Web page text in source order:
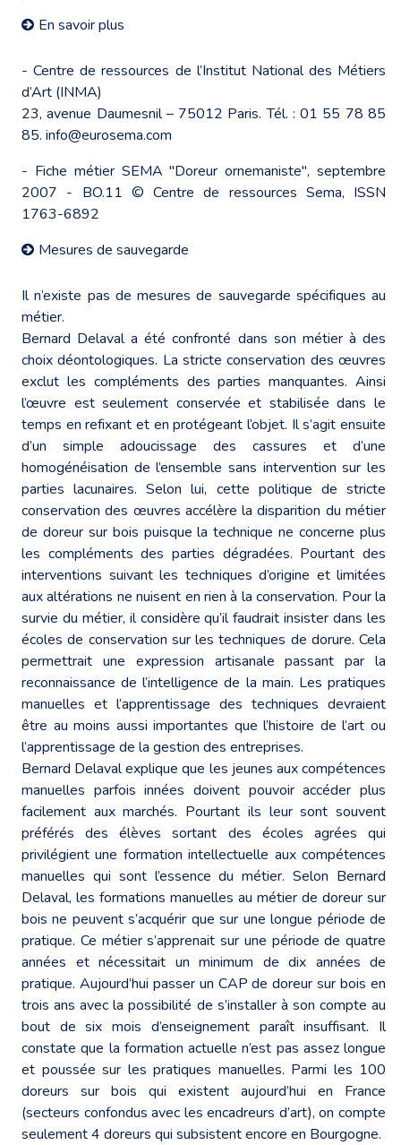
En savoir plus
- Centre de ressources de l’Institut National des Métiers
d’Art (INMA)
23, avenue Daumesnil – 75012 Paris. Tél. : 01 55 78 85
85. info@eurosema.com
- Fiche métier SEMA "Doreur ornemaniste", septembre
2007 - BO.11 © Centre de ressources Sema, ISSN
1763-6892
Mesures de sauvegarde
Il n’existe pas de mesures de sauvegarde spécifiques au
métier.
Bernard Delaval a été confronté dans son métier à des
choix déontologiques. La stricte conservation des œuvres
exclut les compléments des parties manquantes. Ainsi
l’œuvre est seulement conservée et stabilisée dans le
temps en refixant et en protégeant l’objet. Il s’agit ensuite
d’un simple adoucissage des cassures et d’une
homogénéisation de l’ensemble sans intervention sur les
parties lacunaires. Selon lui, cette politique de stricte
conservation des œuvres accélère la disparition du métier
de doreur sur bois puisque la technique ne concerne plus
les compléments des parties dégradées. Pourtant des
interventions suivant les techniques d’origine et limitées
aux altérations ne nuisent en rien à la conservation. Pour la
survie du métier, il considère qu’il faudrait insister dans les
écoles de conservation sur les techniques de dorure. Cela
permettrait une expression artisanale passant par la
reconnaissance de l’intelligence de la main. Les pratiques
manuelles et l’apprentissage des techniques devraient
être au moins aussi importantes que l’histoire de l’art ou
l’apprentissage de la gestion des entreprises.
Bernard Delaval explique que les jeunes aux compétences
manuelles parfois innées doivent pouvoir accéder plus
facilement aux marchés. Pourtant ils leur sont souvent
préférés des élèves sortant des écoles agrées qui
privilégient une formation intellectuelle aux compétences
manuelles qui sont l’essence du métier. Selon Bernard
Delaval, les formations manuelles au métier de doreur sur
bois ne peuvent s’acquérir que sur une longue période de
pratique. Ce métier s’apprenait sur une période de quatre
années et nécessitait un minimum de dix années de
pratique. Aujourd’hui passer un CAP de doreur sur bois en
trois ans avec la possibilité de s’installer à son compte au
bout de six mois d’enseignement paraît insuffisant. Il
constate que la formation actuelle n’est pas assez longue
et poussée sur les pratiques manuelles. Parmi les 100
doreurs sur bois qui existent aujourd’hui en France
(secteurs confondus avec les encadreurs d’art), on compte
seulement 4 doreurs qui subsistent encore en Bourgogne.